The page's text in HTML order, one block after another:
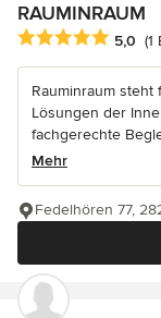
RAUMINRAUM
Durchschnittliche
5,0 (1
Rauminraum
Lösungen der
fachgerechte
Mehr
Fedelhören 77,